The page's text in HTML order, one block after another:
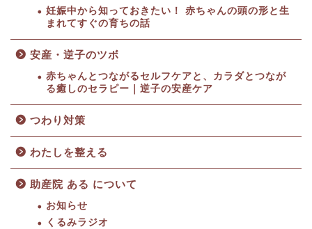
妊娠中から知っておきたい！ 赤ちゃんの頭の形と生
まれてすぐの育ちの話
安産・逆子のツボ
赤ちゃんとつながるセルフケアと、カラダとつなが
る癒しのセラピー｜逆子の安産ケア
つわり対策
わたしを整える
助産院 ある について
お知らせ
くるみラジオ